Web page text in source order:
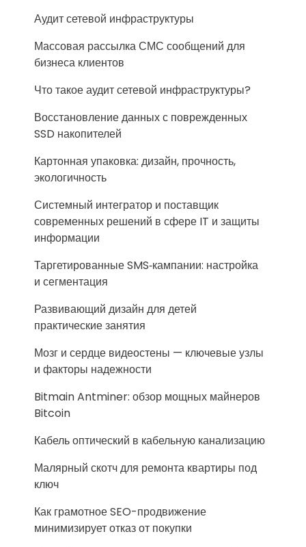
Аудит сетевой инфраструктуры
Массовая рассылка СМС сообщений для
бизнеса клиентов
Что такое аудит сетевой инфраструктуры?
Восстановление данных с поврежденных
SSD накопителей
Картонная упаковка: дизайн, прочность,
экологичность
Системный интегратор и поставщик
современных решений в сфере IT и защиты
информации
Таргетированные SMS‑кампании: настройка
и сегментация
Развивающий дизайн для детей
практические занятия
Мозг и сердце видеостены — ключевые узлы
и факторы надежности
Bitmain Antminer: обзор мощных майнеров
Bitcoin
Кабель оптический в кабельную канализацию
Малярный скотч для ремонта квартиры под
ключ
Как грамотное SEO-продвижение
минимизирует отказ от покупки